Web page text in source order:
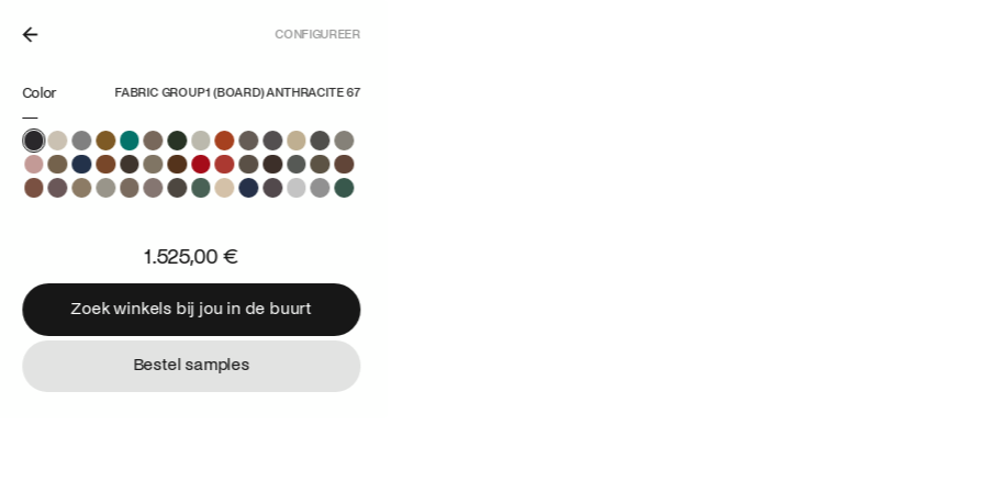
GEMAAKT IN NEDERLAND. CONFIGUREER
Color FABRIC GROUP 1 (BOARD) ANTHRACITE 67
1.525,00 €
Zoek winkels bij jou in de buurt
Zoek winkels bij jou in de buurt
Bestel samples
Bestel samples